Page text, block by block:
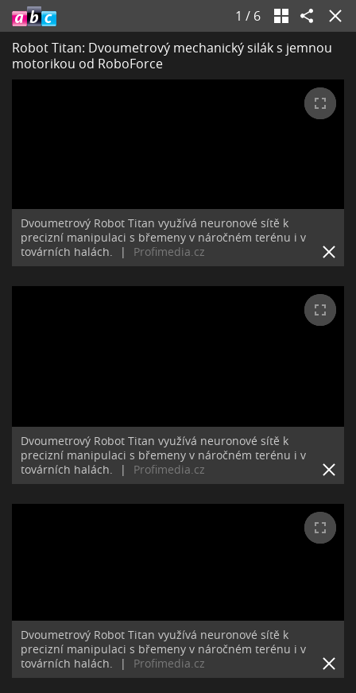
1 / 6
Robot Titan: Dvoumetrový mechanický silák s jemnou
motorikou od RoboForce
Dvoumetrový Robot Titan využívá neuronové sítě k
precizní manipulaci s břemeny v náročném terénu i v
továrních halách.
| Profimedia.cz
Dvoumetrový Robot Titan využívá neuronové sítě k
precizní manipulaci s břemeny v náročném terénu i v
továrních halách.
| Profimedia.cz
Dvoumetrový Robot Titan využívá neuronové sítě k
precizní manipulaci s břemeny v náročném terénu i v
továrních halách.
| Profimedia.cz